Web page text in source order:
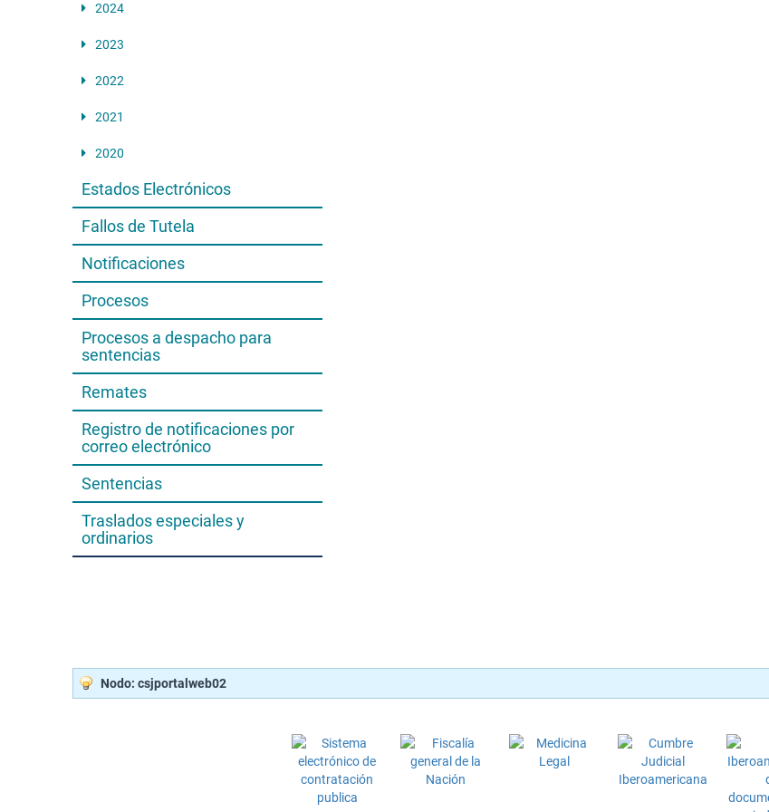
2024
2023
2022
2021
2020
Estados Electrónicos
Fallos de Tutela
Notificaciones
Procesos
Procesos a despacho para
sentencias
Remates
Registro de notificaciones por
correo electrónico
Sentencias
Traslados especiales y
ordinarios
Nodo: csjportalweb02